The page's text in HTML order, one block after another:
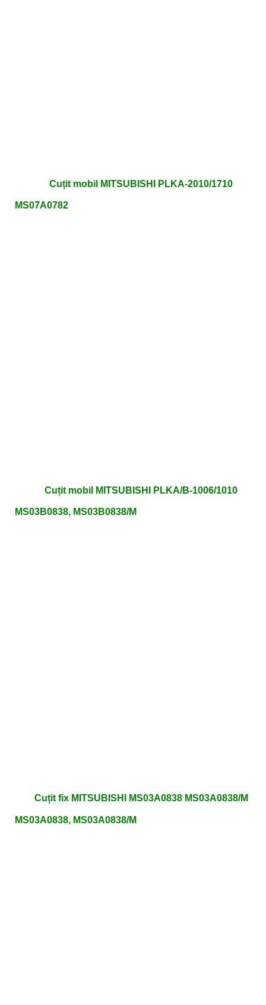
Cuțit mobil MITSUBISHI PLKA-2010/1710
MS07A0782
Cuțit mobil MITSUBISHI PLKA/B-1006/1010
MS03B0838, MS03B0838/M
Cuțit fix MITSUBISHI MS03A0838 MS03A0838/M
MS03A0838, MS03A0838/M